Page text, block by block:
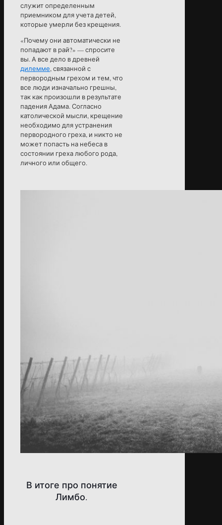
служит определенным
приемником для учета детей,
которые умерли без крещения.
«Почему они автоматически не
попадают в рай?» — спросите
вы. А все дело в древней
дилемме, связанной с
первородным грехом и тем, что
все люди изначально грешны,
так как произошли в результате
падения Адама. Согласно
католической мысли, крещение
необходимо для устранения
первородного греха, и никто не
может попасть на небеса в
состоянии греха любого рода,
личного или общего.
В итоге про понятие
Лимбо.